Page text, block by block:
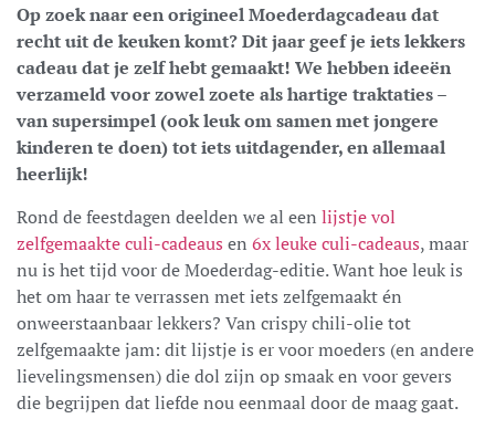
Op zoek naar een origineel Moederdagcadeau dat
recht uit de keuken komt? Dit jaar geef je iets lekkers
cadeau dat je zelf hebt gemaakt! We hebben ideeën
verzameld voor zowel zoete als hartige traktaties –
van supersimpel (ook leuk om samen met jongere
kinderen te doen) tot iets uitdagender, en allemaal
heerlijk!
Rond de feestdagen deelden we al een lijstje vol
zelfgemaakte culi-cadeaus en 6x leuke culi-cadeaus, maar
nu is het tijd voor de Moederdag-editie. Want hoe leuk is
het om haar te verrassen met iets zelfgemaakt én
onweerstaanbaar lekkers? Van crispy chili-olie tot
zelfgemaakte jam: dit lijstje is er voor moeders (en andere
lievelingsmensen) die dol zijn op smaak en voor gevers
die begrijpen dat liefde nou eenmaal door de maag gaat.